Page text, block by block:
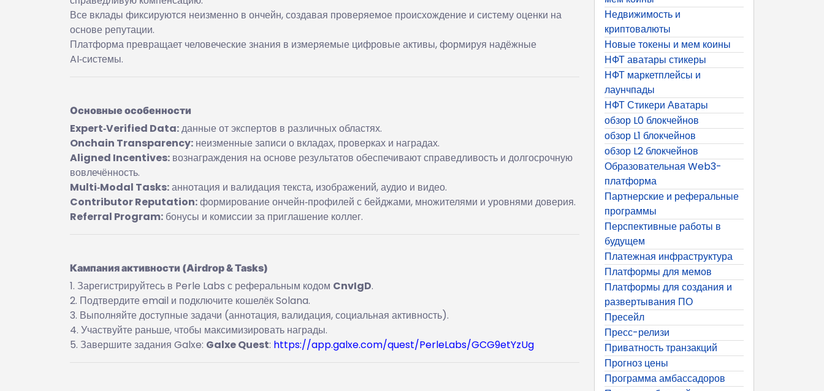
Все вклады фиксируются неизменно в ончейн, создавая проверяемое происхождение и систему оценки на
основе репутации.
Платформа превращает человеческие знания в измеряемые цифровые активы, формируя надёжные
AI‑системы.
Основные особенности
Expert‑Verified Data:данные от экспертов в различных областях.
Onchain Transparency: неизменные записи о вкладах, проверках и наградах.
Aligned Incentives: вознаграждения на основе результатов обеспечивают справедливость и долгосрочную
вовлечённость.
Multi‑Modal Tasks:аннотация и валидация текста, изображений, аудио и видео.
Contributor Reputation:формирование ончейн‑профилей с бейджами, множителями и уровнями доверия.
Referral Program: бонусы и комиссии за приглашение коллег.
Кампания активности (Airdrop & Tasks)
Зарегистрируйтесь в Perle Labs с реферальным кодом CnvIgD.
Подтвердите email и подключите кошелёк Solana.
Выполняйте доступные задачи (аннотация, валидация, социальная активность).
Участвуйте раньше, чтобы максимизировать награды.
Завершите задания Galxe: Galxe Quest: https://app.galxe.com/quest/PerleLabs/GCG9etYzUg
Недвижимость и
криптовалюты
Новые токены и мем коины
НФТ аватары стикеры
НФТ маркетплейсы и
лаунчпады
НФТ Стикери Аватары
обзор L0 блокчейнов
обзор L1 блокчейнов
обзор L2 блокчейнов
Образовательная Web3-
платформа
Партнерские и реферальные
программы
Перспективные работы в
будущем
Платежная инфраструктура
Платформы для мемов
Платформы для создания и
развертывания ПО
Пресейл
Пресс-релизи
Приватность транзакций
Прогноз цены
Программа амбассадоров